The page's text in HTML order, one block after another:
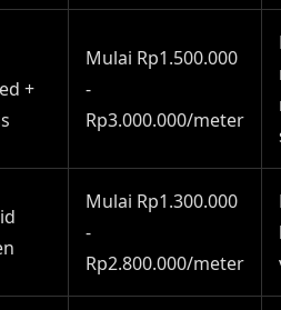
+
Mulai Rp1.500.000
-
Rp3.000.000/meter
Mulai Rp1.300.000
-
Rp2.800.000/meter